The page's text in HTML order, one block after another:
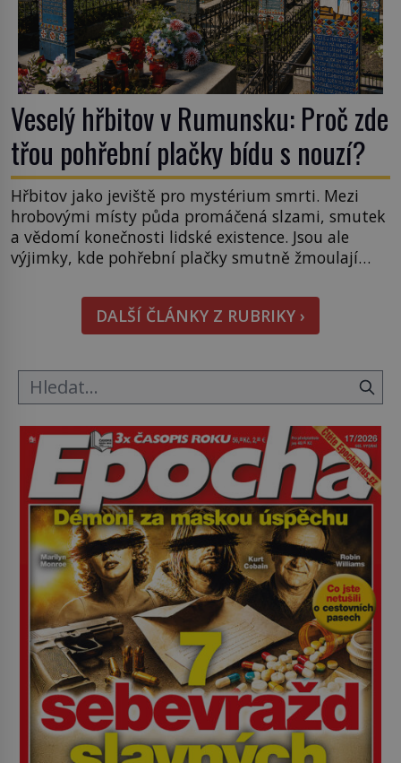
Veselý hřbitov v Rumunsku: Proč zde
třou pohřební plačky bídu s nouzí?
Hřbitov jako jeviště pro mystérium smrti. Mezi
hrobovými místy půda promáčená slzami, smutek
a vědomí konečnosti lidské existence. Jsou ale
výjimky, kde pohřební plačky smutně žmoulají
pohledu na výši vyměřené podpory
v nezaměstnanosti. Kam vás pozveme? Unikátní
hřbitov, který si vysloužil název „Veselý“, najdeme
DALŠÍ ČLÁNKY Z RUBRIKY ›